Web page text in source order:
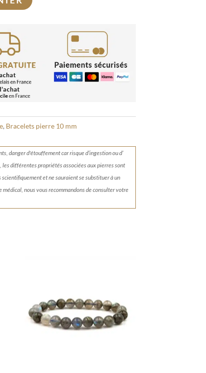
, Bracelets pierre 10 mm
danger d'étouffement car risque d’ingestion ou d’
les différentes propriétés associées aux pierres sont
et ne sauraient se substituer à un
nous vous recommandons de consulter votre